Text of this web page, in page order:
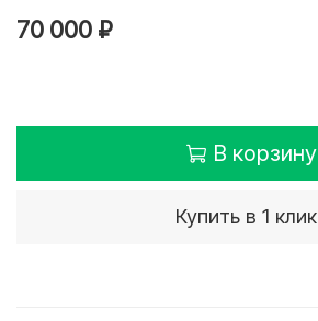
70 000 ₽
В корзину
Купить в 1 клик